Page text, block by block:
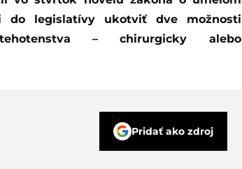
do legislatívy ukotviť dve možnosti
– chirurgicky alebo
Pridať ako zdroj